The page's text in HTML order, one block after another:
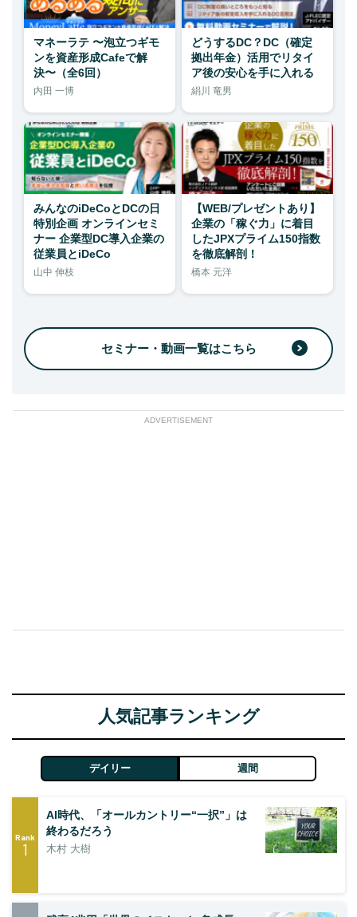
マネーラテ 〜泡立つギモ
ンを資産形成Cafeで解
決〜（全6回）
内田 一博
どうするDC？DC（確定
拠出年金）活用でリタイ
ア後の安心を手に入れる
絹川 竜男
みんなのiDeCoとDCの日
特別企画 オンラインセミ
ナー 企業型DC導入企業の
従業員とiDeCo
山中 伸枝
【WEB/プレゼントあり】
企業の「稼ぐ力」に着目
したJPXプライム150指数
を徹底解剖！
橋本 元洋
セミナー・動画一覧はこちら
ADVERTISEMENT
人気記事ランキング
デイリー 週間
Rank
1
AI時代、「オールカントリー“一択”」は
終わるだろう
木村 大樹